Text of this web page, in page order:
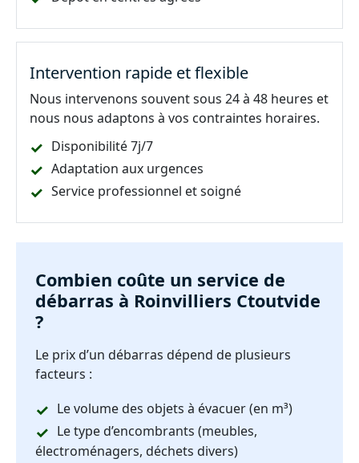
Intervention rapide et flexible
Nous intervenons souvent sous 24 à 48 heures et
nous nous adaptons à vos contraintes horaires.
Disponibilité 7j/7
Adaptation aux urgences
Service professionnel et soigné
Combien coûte un service de
débarras à Roinvilliers Ctoutvide
?
Le prix d’un débarras dépend de plusieurs
facteurs :
Le volume des objets à évacuer (en m³)
Le type d’encombrants (meubles,
électroménagers, déchets divers)